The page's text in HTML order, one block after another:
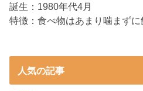
誕生：1980年代4月
特徴：食べ物はあまり噛まずに
人気の記事